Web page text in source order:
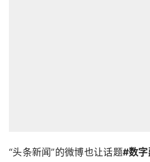
“头条新闻”的微博也让话题#数